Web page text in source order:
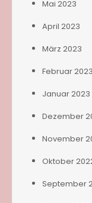
Mai 2023
April 2023
März 2023
Februar 2023
Januar 2023
Dezember
November
Oktober
September